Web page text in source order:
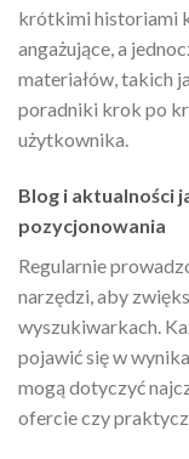
krótkimi historiami
angażujące, a
materiałów, takich
poradniki krok po
użytkownika.
Blog i aktualności
pozycjonowania
Regularnie
narzędzi, aby
wyszukiwarkach.
pojawić się w
mogą dotyczyć
ofercie czy